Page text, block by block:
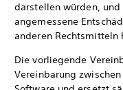
darstellen würden, und
angemessene
anderen Rechtsmitteln
Die vorliegende
Vereinbarung